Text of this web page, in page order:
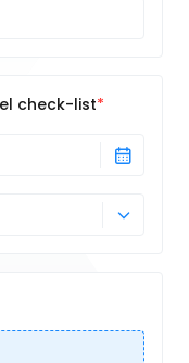
check-list